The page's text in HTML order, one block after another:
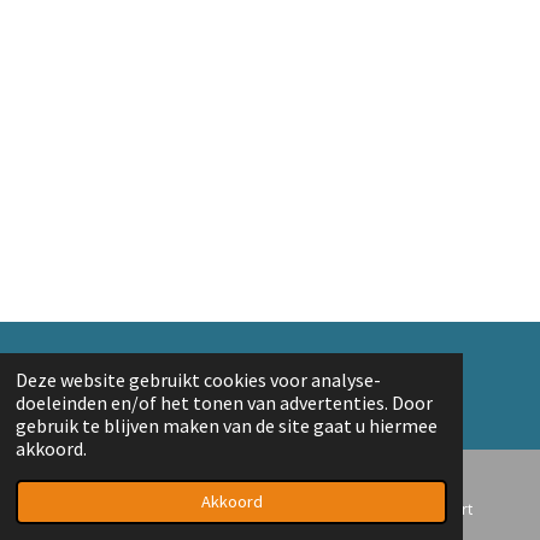
Deze website gebruikt cookies voor analyse-
doeleinden en/of het tonen van advertenties. Door
gebruik te blijven maken van de site gaat u hiermee
akkoord.
Akkoord
© 2018 A. v/d Top
Powered byJouwWeb
Telefoonnummer Kaart